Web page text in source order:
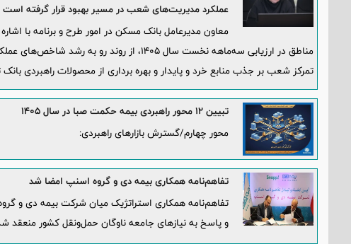
عملکرد مدیریت‌های شعب در مسیر بهبود قرار گرفته است
معاون مدیرعامل بانک مسکن در امور طرح و برنامه با
مناطق در ارزیابی سه‌ماهه نخست سال ۱۴۰۵، از
تمرکز شعب بر جذب منابع خرد و پایدار و بهره برداری از محصولات راهبردی بانک
️تبیین ۱۲ محور راهبردی بیمه حکمت صبا در سال ۱۴۰۵
محور چهارم/گسترش بازارهای راهبردی:
تفاهم‌نامه همکاری بیمه دی و گروه اسنپ امضا شد
تفاهم‌نامه همکاری استراتژیک میان شرکت بیمه دی و
و پاسخ به نیازهای جامعه ناوگان حمل‌ونقل کشور منعقد